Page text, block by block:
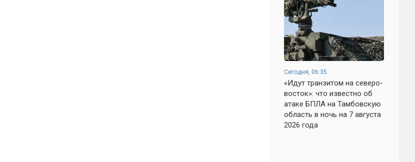
Сегодня, 06:35
«Идут транзитом на северо-
восток»: что известно об
атаке БПЛА на Тамбовскую
область в ночь на 7 августа
2026 года